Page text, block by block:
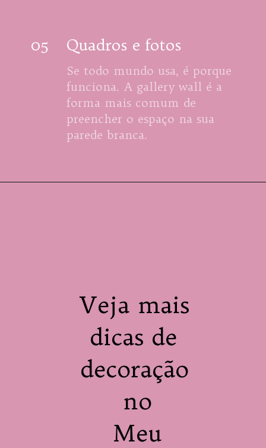
Quadros e fotos
05
Se todo mundo usa, é porque
funciona. A gallery wall é a
forma mais comum de
preencher o espaço na sua
parede branca.
Veja mais
dicas de
decoração
no
Meu